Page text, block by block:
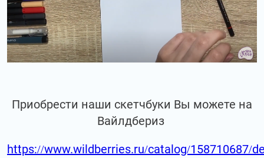
Приобрести наши скетчбуки Вы можете на
Вайлдбериз
https://www.wildberries.ru/catalog/158710687/